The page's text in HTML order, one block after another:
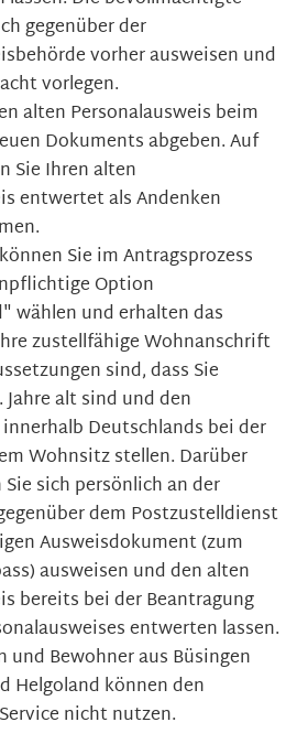
gegenüber der
vorher ausweisen und
vorlegen.
alten Personalausweis beim
Dokuments abgeben. Auf
Sie Ihren alten
entwertet als Andenken
Sie im Antragsprozess
Option
wählen und erhalten das
zustellfähige Wohnanschrift
sind, dass Sie
alt sind und den
Deutschlands bei der
Wohnsitz stellen. Darüber
sich persönlich an der
dem Postzustelldienst
Ausweisdokument (zum
ausweisen und den alten
bereits bei der Beantragung
entwerten lassen.
und Bewohner aus Büsingen
Helgoland können den
nicht nutzen.